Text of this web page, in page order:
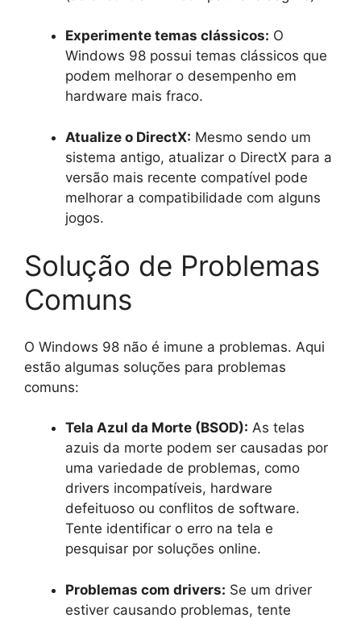
Experimente temas clássicos: O
Windows 98 possui temas clássicos que
podem melhorar o desempenho em
hardware mais fraco.
Atualize o DirectX: Mesmo sendo um
sistema antigo, atualizar o DirectX para a
versão mais recente compatível pode
melhorar a compatibilidade com alguns
jogos.
Solução de Problemas
Comuns
O Windows 98 não é imune a problemas. Aqui
estão algumas soluções para problemas
comuns:
Tela Azul da Morte (BSOD): As telas
azuis da morte podem ser causadas por
uma variedade de problemas, como
drivers incompatíveis, hardware
defeituoso ou conflitos de software.
Tente identificar o erro na tela e
pesquisar por soluções online.
Problemas com drivers: Se um driver
estiver causando problemas, tente